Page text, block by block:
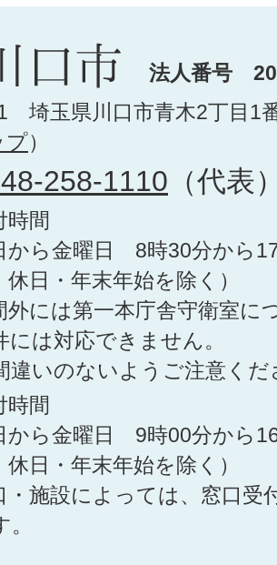
法人番号
埼玉県川口市青木2丁目1
プ）
258-1110 （代表
時間
から金曜日 8時30分から
休日・年末年始を除く）
外には第一本庁舎守衛室に
には対応できません。
違いのないようご注意くだ
時間
から金曜日 9時00分から
休日・年末年始を除く）
・施設によっては、窓口受